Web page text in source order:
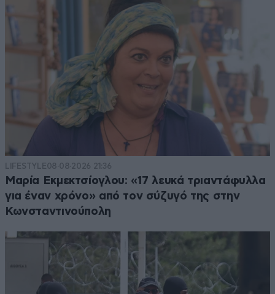
LIFESTYLE08·08·2026 21:36
Μαρία Εκμεκτσίογλου: «17 λευκά τριαντάφυλλα
για έναν χρόνο» από τον σύζυγό της στην
Κωνσταντινούπολη